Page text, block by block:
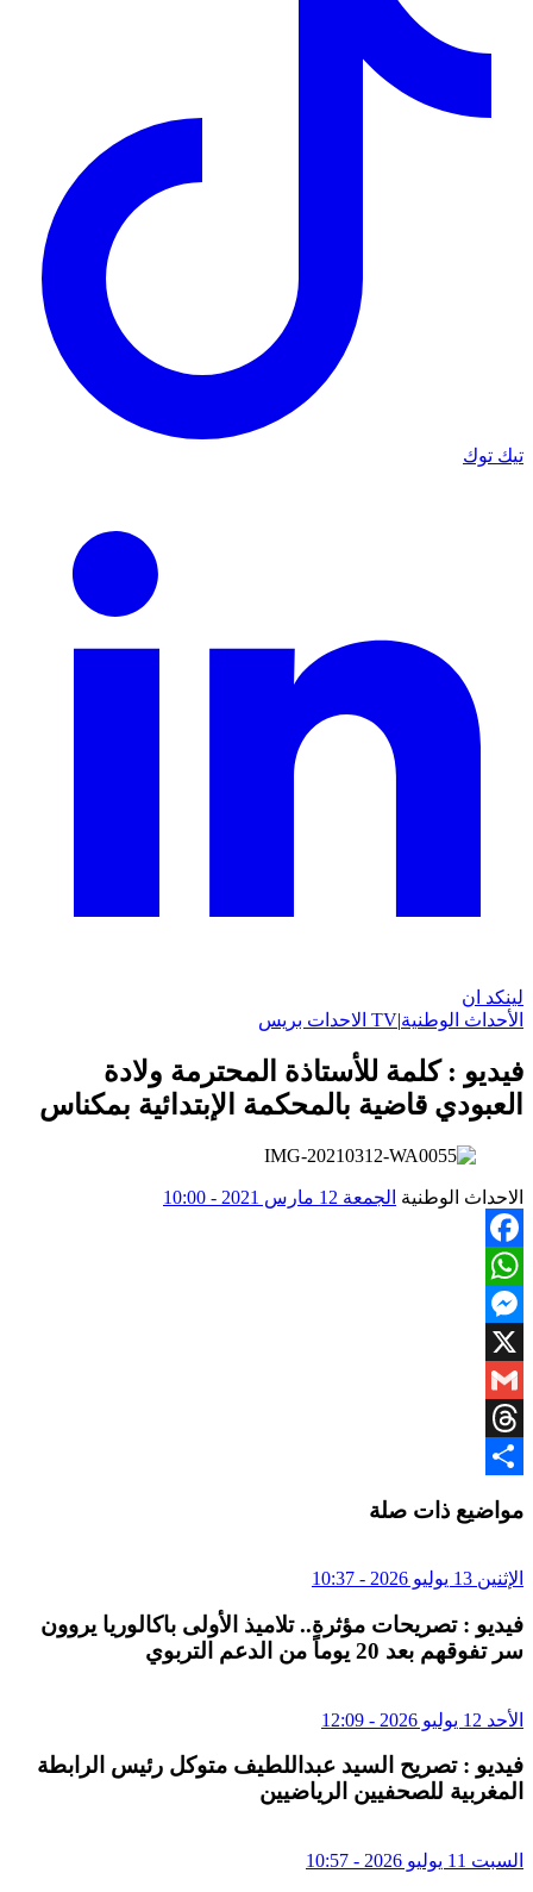
تيك توك
لينكد ان
الأحداث الوطنية|TV الاحدات بريس
فيديو : كلمة للأستاذة المحترمة ولادة
العبودي قاضية بالمحكمة الإبتدائية بمكناس
الاحداث الوطنية الجمعة 12 مارس 2021 - 10:00
Facebook
WhatsApp
Messenger
X
Gmail
Threads
مواضيع ذات صلة
الإثنين 13 يوليو 2026 - 10:37
فيديو : تصريحات مؤثرة.. تلاميذ الأولى باكالوريا يروون
سر تفوقهم بعد 20 يوماً من الدعم التربوي
الأحد 12 يوليو 2026 - 12:09
فيديو : تصريح السيد عبداللطيف متوكل رئيس الرابطة
المغربية للصحفيين الرياضيين
السبت 11 يوليو 2026 - 10:57